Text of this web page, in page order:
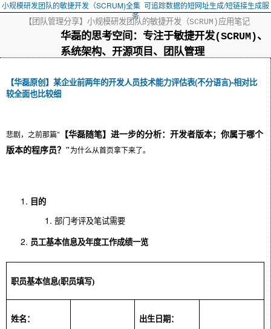
小规模研发团队的敏捷开发（SCRUM)全集 可追踪数据的短网址生成/短链接生成服
务
华磊的思考空间：专注于敏捷开发(SCRUM)、
系统架构、开源项目、团队管理
【团队管理分享】小规模研发团队的敏捷开发（SCRUM)应用笔记
【华磊原创】某企业前两年的开发人员技术能力评估表(不分语言)-相对比
较全面也比较细
悲剧，之前那篇" 【华磊随笔】进一步的分析：开发者版本；你属于哪个
版本的程序员？ "为什么从首页拿下来了。
目的
部门考评及笔试需要
员工基本信息及年度工作成绩一览
职员基本信息(职员填写)
姓名： 出生日期：